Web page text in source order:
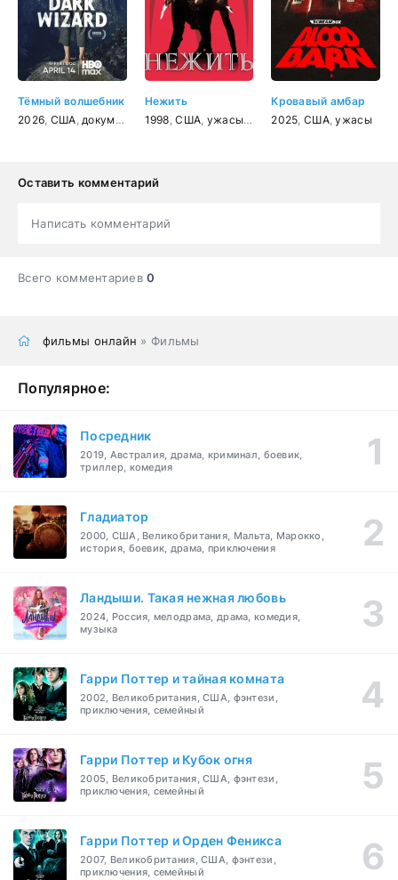
Тёмный волшебник
2026 США документальный ,биография
Нежить
1998 ,США ужасы, боевик,мелодрама,
Кровавый амбар
2025 США,ужасы
Оставить комментарий
Написать комментарий
Всего комментариев0
фильмы онлайн » Фильмы
Популярное:
Посредник
2019, Австралия, драма, криминал, боевик,
триллер, комедия
Гладиатор
2000, США, Великобритания, Мальта, Марокко,
история, боевик, драма, приключения
Ландыши. Такая нежная любовь
2024, Россия, мелодрама, драма, комедия,
музыка
Гарри Поттер и тайная комната
2002, Великобритания, США, фэнтези,
приключения, семейный
Гарри Поттер и Кубок огня
2005, Великобритания, США, фэнтези,
приключения, семейный
Гарри Поттер и Орден Феникса
2007, Великобритания, США, фэнтези,
приключения, семейный